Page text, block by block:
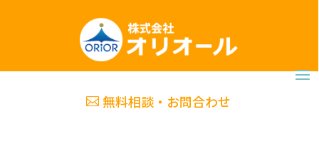
無料相談・お問合わせ